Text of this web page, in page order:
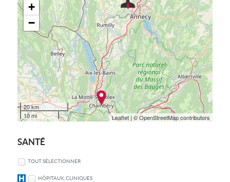
+
−
20 km
10 mi
Leaflet| © OpenStreetMap contributors
SANTÉ
TOUT SÉLECTIONNER
HÔPITAUX, CLINIQUES